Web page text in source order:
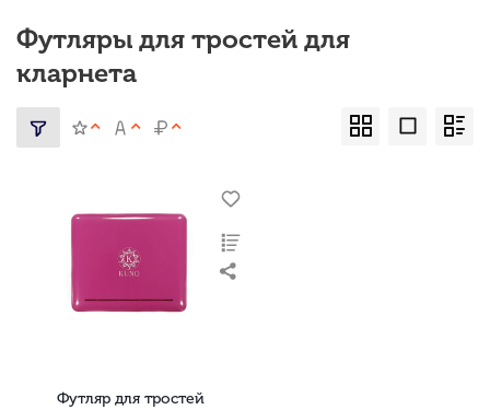
Футляры для тростей для
кларнета
Футляр для тростей